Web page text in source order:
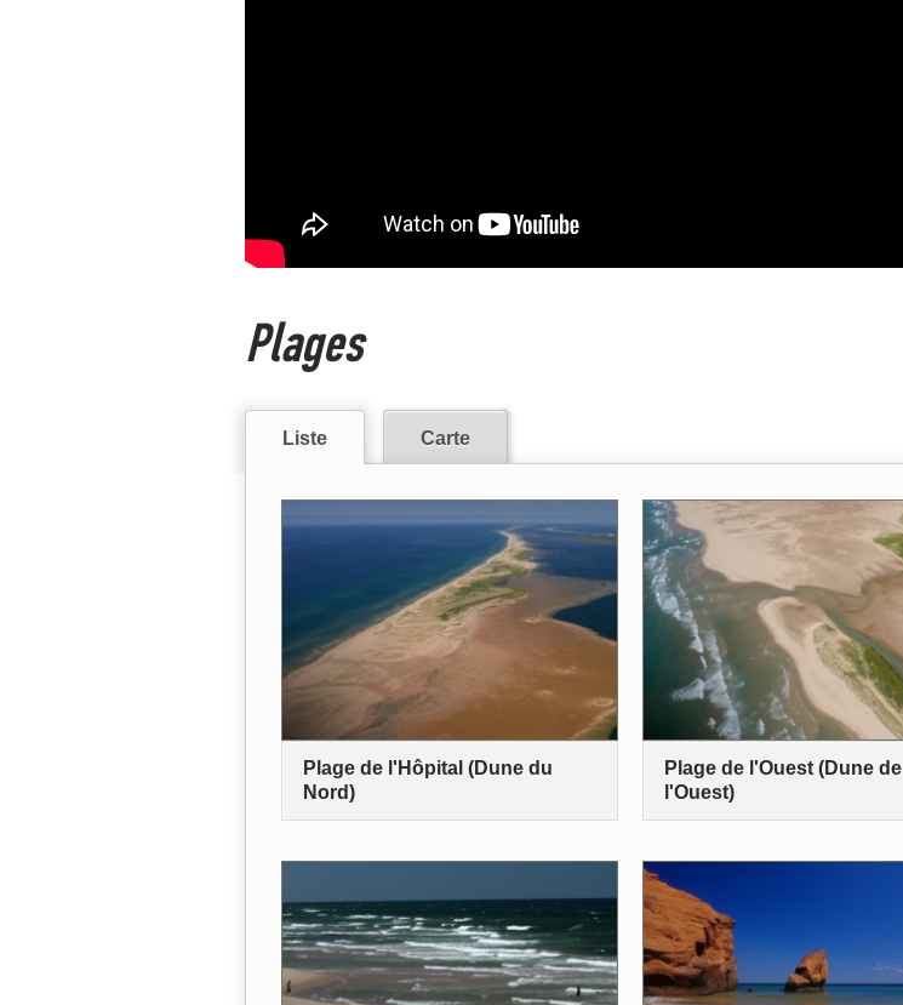
Plages
Liste Carte
Plage de l'Hôpital (Dune du
Nord)
Plage de l'Ouest (Dune de
l'Ouest)